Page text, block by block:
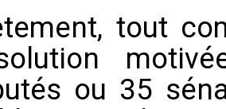
tout
ou 35